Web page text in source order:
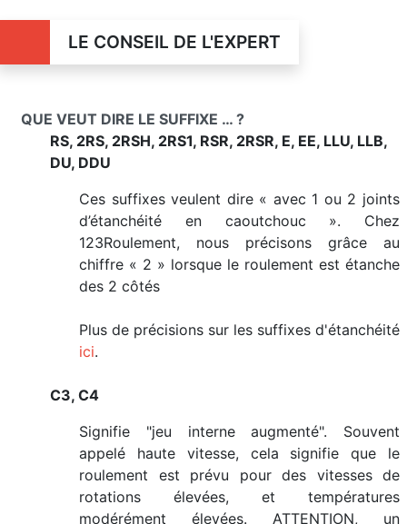
LE CONSEIL DE L'EXPERT
QUE VEUT DIRE LE SUFFIXE … ?
RS, 2RS, 2RSH, 2RS1, RSR, 2RSR, E, EE, LLU, LLB,
DU, DDU
Ces suffixes veulent dire « avec 1 ou 2 joints
d’étanchéité en caoutchouc ». Chez
123Roulement, nous précisons grâce au
chiffre « 2 » lorsque le roulement est étanche
des 2 côtés
Plus de précisions sur les suffixes d'étanchéité
ici.
C3, C4
Signifie "jeu interne augmenté". Souvent
appelé haute vitesse, cela signifie que le
roulement est prévu pour des vitesses de
rotations élevées, et températures
modérément élevées. ATTENTION, un